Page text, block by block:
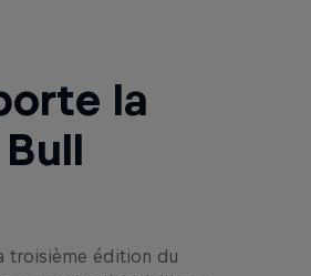
la
troisième édition du